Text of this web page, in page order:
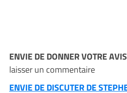
ENVIE DE DONNER VOTRE
laisser un commentaire
ENVIE DE DISCUTER DE